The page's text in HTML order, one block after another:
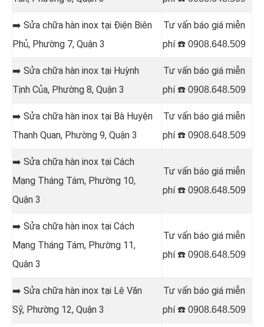
➡️ Sửa chữa hàn inox tại Điện Biên
Phủ, Phường 7, Quận 3
Tư vấn báo giá miễn
phí ☎️ 0908.648.509
➡️ Sửa chữa hàn inox tại Huỳnh
Tịnh Của, Phường 8, Quận 3
Tư vấn báo giá miễn
phí ☎️ 0908.648.509
➡️ Sửa chữa hàn inox tại Bà Huyện
Thanh Quan, Phường 9, Quận 3
Tư vấn báo giá miễn
phí ☎️ 0908.648.509
➡️ Sửa chữa hàn inox tại Cách
Mạng Tháng Tám, Phường 10,
Quận 3
Tư vấn báo giá miễn
phí ☎️ 0908.648.509
➡️ Sửa chữa hàn inox tại Cách
Mạng Tháng Tám, Phường 11,
Quận 3
Tư vấn báo giá miễn
phí ☎️ 0908.648.509
➡️ Sửa chữa hàn inox tại Lê Văn
Sỹ, Phường 12, Quận 3
Tư vấn báo giá miễn
phí ☎️ 0908.648.509